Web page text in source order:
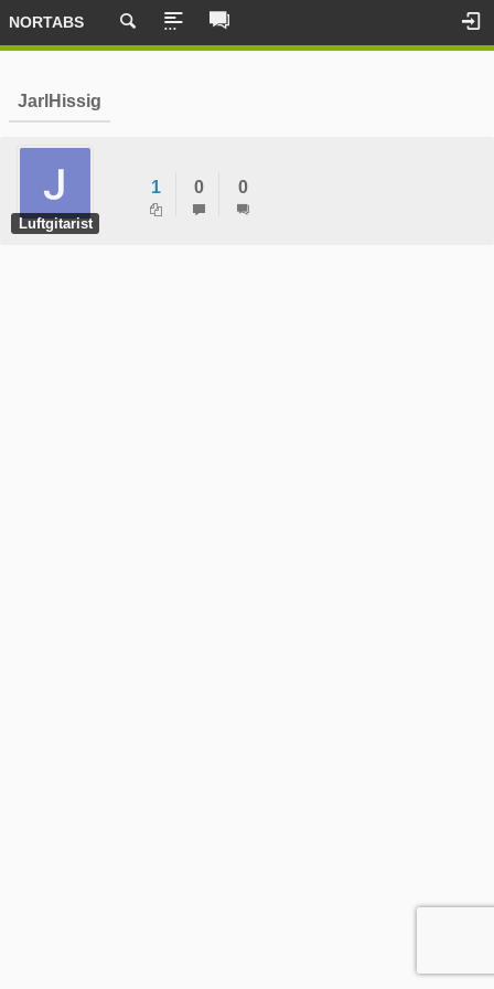
NORTABS
JarlHissig
Luftgitarist
1 0 0